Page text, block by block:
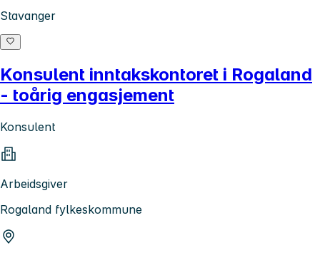
Stavanger
Konsulent inntakskontoret i Rogaland
- toårig engasjement
Konsulent
Arbeidsgiver
Rogaland fylkeskommune